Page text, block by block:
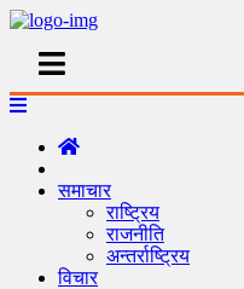
समाचार
राष्ट्रिय
राजनीति
अन्तर्राष्ट्रिय
विचार